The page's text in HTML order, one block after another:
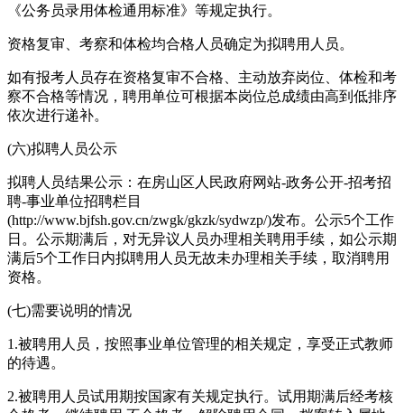
《公务员录用体检通用标准》等规定执行。
资格复审、考察和体检均合格人员确定为拟聘用人员。
如有报考人员存在资格复审不合格、主动放弃岗位、体检和考
察不合格等情况，聘用单位可根据本岗位总成绩由高到低排序
依次进行递补。
(六)拟聘人员公示
拟聘人员结果公示：在房山区人民政府网站-政务公开-招考招
聘-事业单位招聘栏目
(http://www.bjfsh.gov.cn/zwgk/gkzk/sydwzp/)发布。公示5个工作
日。公示期满后，对无异议人员办理相关聘用手续，如公示期
满后5个工作日内拟聘用人员无故未办理相关手续，取消聘用
资格。
(七)需要说明的情况
1.被聘用人员，按照事业单位管理的相关规定，享受正式教师
的待遇。
2.被聘用人员试用期按国家有关规定执行。试用期满后经考核